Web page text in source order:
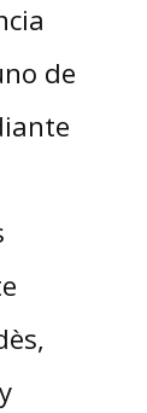
de